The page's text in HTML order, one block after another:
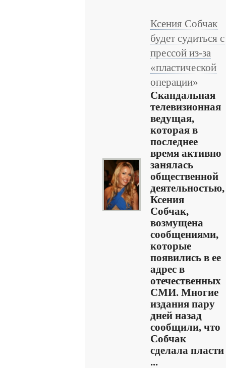
Ксения Собчак
будет судиться с
прессой из-за
«пластической
операции»
Скандальная
телевизионная
ведущая,
которая в
последнее
время активно
занялась
общественной
деятельностью,
Ксения
Собчак,
возмущена
сообщениями,
которые
появились в ее
адрес в
отечественных
СМИ. Многие
издания пару
дней назад
сообщили, что
Собчак
сделала пласти
...